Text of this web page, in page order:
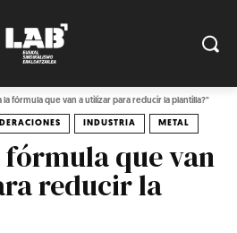
la fórmula que van a utilizar para reducir la plantilla?"
INDUSTRIA METAL
fórmula que van
reducir la